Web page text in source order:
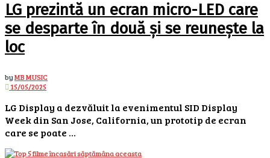
LG prezintă un ecran micro-LED care
se desparte în două și se reunește la
loc
byMB MUSIC
15/05/2025
LG Display a dezvăluit la evenimentul SID Display
Week din San Jose, California, un prototip de ecran
care se poate ...